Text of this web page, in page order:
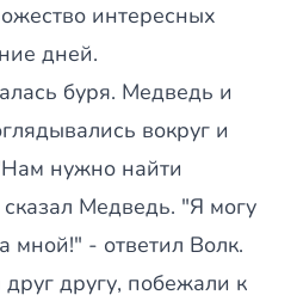
интересных
дней.
буря. Медведь и
вокруг и
нужно найти
Медведь. "Я могу
мной!" - ответил Волк.
другу, побежали к